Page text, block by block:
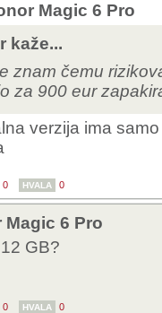
Magic 6 Pro
kaže...
znam čemu
za 900 eur
verzija ima
0 HVALA 0
Magic 6 Pro
GB?
0 HVALA 0